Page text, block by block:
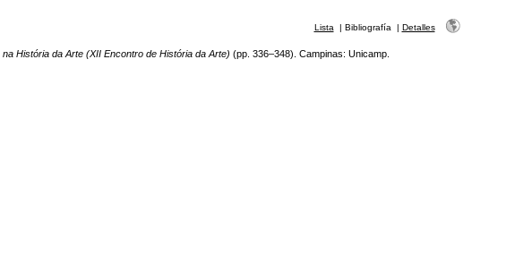
Lista | Bibliografía | Detalles
História da Arte (XII Encontro de História da Arte) (pp. 336–348). Campinas: Unicamp.